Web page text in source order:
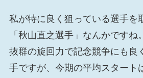
私が特に良く狙っている選手を
「秋山直之選手」なんかですね。
抜群の旋回力で記念競争にも良
手ですが、今期の平均スタート